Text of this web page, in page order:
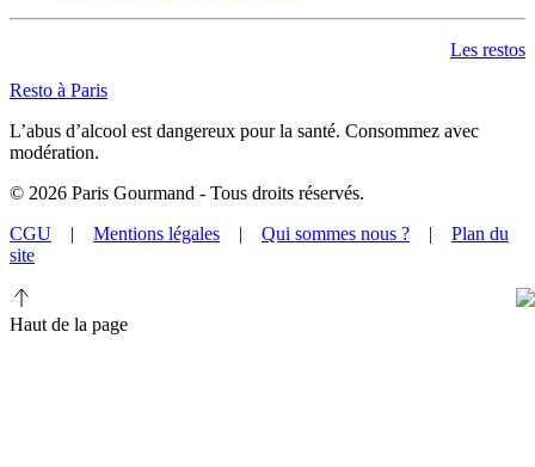
Les restos
Resto à Paris
L’abus d’alcool est dangereux pour la santé. Consommez avec
modération.
© 2026 Paris Gourmand - Tous droits réservés.
CGU | Mentions légales | Qui sommes nous ? | Plan du
site
Haut de la page